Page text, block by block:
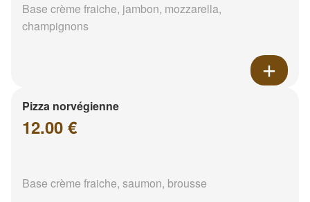
Base crème fraiche, jambon, mozzarella,
champignons
Pizza norvégienne
12.00 €
Base crème fraiche, saumon, brousse